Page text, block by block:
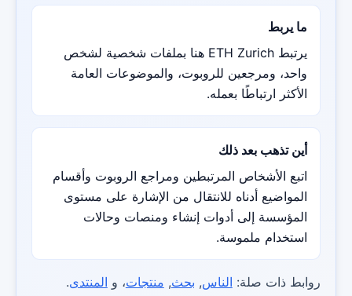
ما يربط
يرتبط ETH Zurich هنا بملفات شخصية لشخص
واحد، ومرجعين للروبوت، والموضوعات العامة
الأكثر ارتباطًا بعمله.
أين تذهب بعد ذلك
اتبع الأشخاص المرتبطين ومراجع الروبوت وأقسام
المواضيع أدناه للانتقال من الإشارة على مستوى
المؤسسة إلى أدوات إنشاء ومنصات وحالات
استخدام ملموسة.
روابط ذات صلة: الناس, بحث, منتجات، و المنتدى.